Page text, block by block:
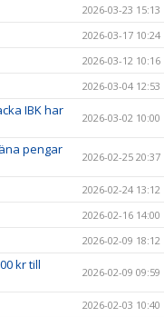
2026-03-23 15:13
2026-03-17 10:24
2026-03-12 10:16
2026-03-04 12:53
IBK har
2026-03-02 10:00
pengar
2026-02-25 20:37
2026-02-24 13:12
2026-02-16 14:00
2026-02-09 18:12
kr till
2026-02-09 09:59
2026-02-03 10:40